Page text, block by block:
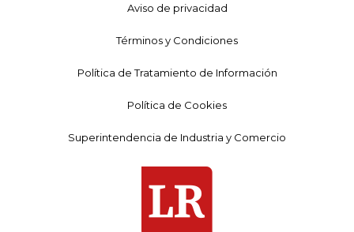
Aviso de privacidad
Términos y Condiciones
Política de Tratamiento de Información
Política de Cookies
Superintendencia de Industria y Comercio